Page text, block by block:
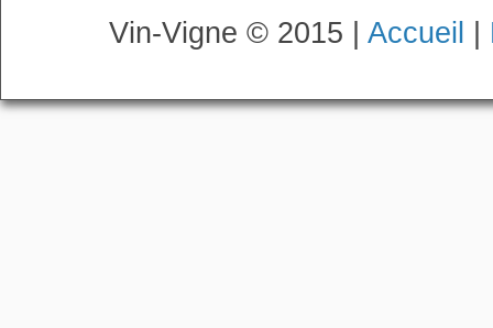
Vin-Vigne © 2015 | Accueil